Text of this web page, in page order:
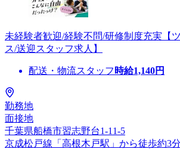
未経験者歓迎/経験不問/研修制度充実【
ス/送迎スタッフ求人】
配送・物流スタッフ 時給1,140円
勤務地
面接地
千葉県船橋市習志野台1-11-5
京成松戸線「高根木戸駅」から徒歩約3分